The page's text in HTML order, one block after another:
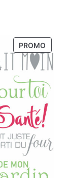
PROMO
EN